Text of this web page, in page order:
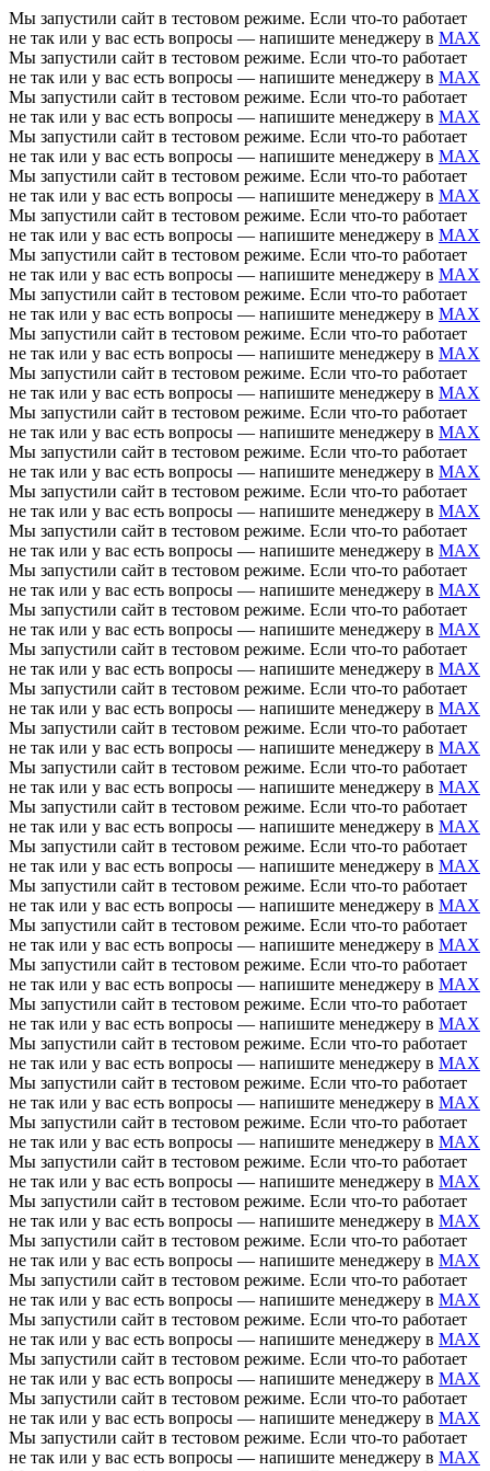
Мы запустили сайт в тестовом режиме. Если что-то работает
не так или у вас есть вопросы — напишите менеджеру в MAX
Мы запустили сайт в тестовом режиме. Если что-то работает
не так или у вас есть вопросы — напишите менеджеру в MAX
Мы запустили сайт в тестовом режиме. Если что-то работает
не так или у вас есть вопросы — напишите менеджеру в MAX
Мы запустили сайт в тестовом режиме. Если что-то работает
не так или у вас есть вопросы — напишите менеджеру в MAX
Мы запустили сайт в тестовом режиме. Если что-то работает
не так или у вас есть вопросы — напишите менеджеру в MAX
Мы запустили сайт в тестовом режиме. Если что-то работает
не так или у вас есть вопросы — напишите менеджеру в MAX
Мы запустили сайт в тестовом режиме. Если что-то работает
не так или у вас есть вопросы — напишите менеджеру в MAX
Мы запустили сайт в тестовом режиме. Если что-то работает
не так или у вас есть вопросы — напишите менеджеру в MAX
Мы запустили сайт в тестовом режиме. Если что-то работает
не так или у вас есть вопросы — напишите менеджеру в MAX
Мы запустили сайт в тестовом режиме. Если что-то работает
не так или у вас есть вопросы — напишите менеджеру в MAX
Мы запустили сайт в тестовом режиме. Если что-то работает
не так или у вас есть вопросы — напишите менеджеру в MAX
Мы запустили сайт в тестовом режиме. Если что-то работает
не так или у вас есть вопросы — напишите менеджеру в MAX
Мы запустили сайт в тестовом режиме. Если что-то работает
не так или у вас есть вопросы — напишите менеджеру в MAX
Мы запустили сайт в тестовом режиме. Если что-то работает
не так или у вас есть вопросы — напишите менеджеру в MAX
Мы запустили сайт в тестовом режиме. Если что-то работает
не так или у вас есть вопросы — напишите менеджеру в MAX
Мы запустили сайт в тестовом режиме. Если что-то работает
не так или у вас есть вопросы — напишите менеджеру в MAX
Мы запустили сайт в тестовом режиме. Если что-то работает
не так или у вас есть вопросы — напишите менеджеру в MAX
Мы запустили сайт в тестовом режиме. Если что-то работает
не так или у вас есть вопросы — напишите менеджеру в MAX
Мы запустили сайт в тестовом режиме. Если что-то работает
не так или у вас есть вопросы — напишите менеджеру в MAX
Мы запустили сайт в тестовом режиме. Если что-то работает
не так или у вас есть вопросы — напишите менеджеру в MAX
Мы запустили сайт в тестовом режиме. Если что-то работает
не так или у вас есть вопросы — напишите менеджеру в MAX
Мы запустили сайт в тестовом режиме. Если что-то работает
не так или у вас есть вопросы — напишите менеджеру в MAX
Мы запустили сайт в тестовом режиме. Если что-то работает
не так или у вас есть вопросы — напишите менеджеру в MAX
Мы запустили сайт в тестовом режиме. Если что-то работает
не так или у вас есть вопросы — напишите менеджеру в MAX
Мы запустили сайт в тестовом режиме. Если что-то работает
не так или у вас есть вопросы — напишите менеджеру в MAX
Мы запустили сайт в тестовом режиме. Если что-то работает
не так или у вас есть вопросы — напишите менеджеру в MAX
Мы запустили сайт в тестовом режиме. Если что-то работает
не так или у вас есть вопросы — напишите менеджеру в MAX
Мы запустили сайт в тестовом режиме. Если что-то работает
не так или у вас есть вопросы — напишите менеджеру в MAX
Мы запустили сайт в тестовом режиме. Если что-то работает
не так или у вас есть вопросы — напишите менеджеру в MAX
Мы запустили сайт в тестовом режиме. Если что-то работает
не так или у вас есть вопросы — напишите менеджеру в MAX
Мы запустили сайт в тестовом режиме. Если что-то работает
не так или у вас есть вопросы — напишите менеджеру в MAX
Мы запустили сайт в тестовом режиме. Если что-то работает
не так или у вас есть вопросы — напишите менеджеру в MAX
Мы запустили сайт в тестовом режиме. Если что-то работает
не так или у вас есть вопросы — напишите менеджеру в MAX
Мы запустили сайт в тестовом режиме. Если что-то работает
не так или у вас есть вопросы — напишите менеджеру в MAX
Мы запустили сайт в тестовом режиме. Если что-то работает
не так или у вас есть вопросы — напишите менеджеру в MAX
Мы запустили сайт в тестовом режиме. Если что-то работает
не так или у вас есть вопросы — напишите менеджеру в MAX
Мы запустили сайт в тестовом режиме. Если что-то работает
не так или у вас есть вопросы — напишите менеджеру в MAX